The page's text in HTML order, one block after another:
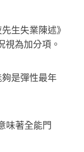
生失業陳述》
視為加分項。
是彈性最年
味著全能門